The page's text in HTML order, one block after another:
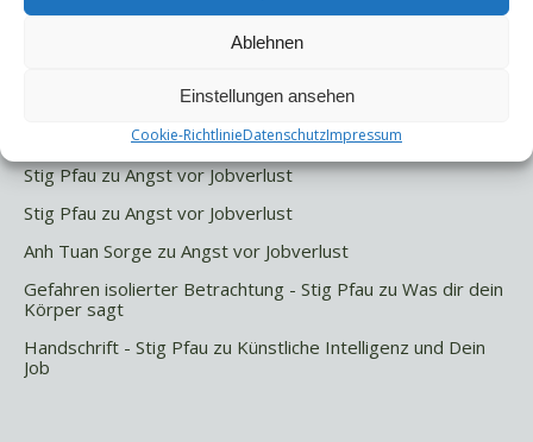
Ablehnen
Einstellungen ansehen
Cookie-RichtlinieDatenschutzImpressum
Trigger und Glimmer
Letzte Kommentare
Stig PfauzuAngst vor Jobverlust
Stig Pfau zu Angst vor Jobverlust
Anh Tuan Sorge zu Angst vor Jobverlust
Gefahren isolierter Betrachtung - Stig Pfau zu Was dir dein
Körper sagt
Handschrift - Stig Pfau zu Künstliche Intelligenz und Dein
Job